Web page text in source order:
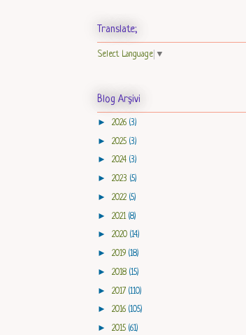
Translate;
Select Language ▼
Blog Arşivi
► 2026 (3)
► 2025 (3)
► 2024 (3)
► 2023 (5)
► 2022 (5)
► 2021 (8)
► 2020 (14)
► 2019 (18)
► 2018 (15)
► 2017 (110)
► 2016 (105)
► 2015 (61)